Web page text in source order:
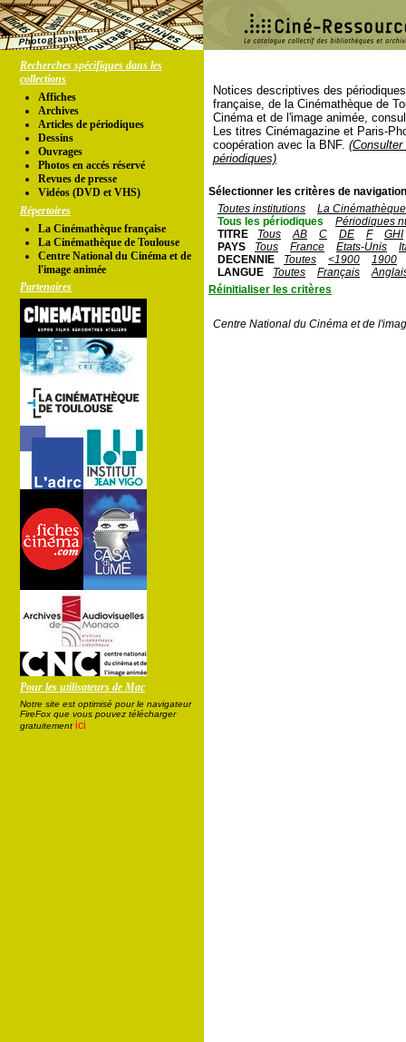
Recherches spécifiques dans les
collections
Affiches
Archives
Articles de périodiques
Dessins
Ouvrages
Photos en accés réservé
Revues de presse
Vidéos (DVD et VHS)
Répertoires
La Cinémathèque française
La Cinémathèque de Toulouse
Centre National du Cinéma et de
l'image animée
Partenaires
Pour les utilisateurs de Mac
Notre site est optimisé pour le navigateur
FireFox que vous pouvez télécharger
gratuitement ici
Notices descriptives des
française, de la Cinémathèque de
Cinéma et de l'image animée,
Les titres Cinémagazine et Paris-
coopération avec la BNF.
périodiques)
Sélectionner les critères de
Toutes institutions
La
Tous les périodiques
Périodiques
TITRE
Tous AB C DE F
GHI
PAYS
Tous France Etats-Unis
DECENNIE
Toutes <1900
1900
LANGUE
Toutes Français
Réinitialiser les critères
Centre National du Cinéma et de